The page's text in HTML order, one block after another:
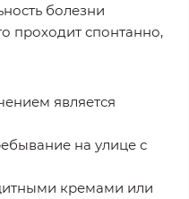
болезни
проходит спонтанно,
является
на улице с
кремами или